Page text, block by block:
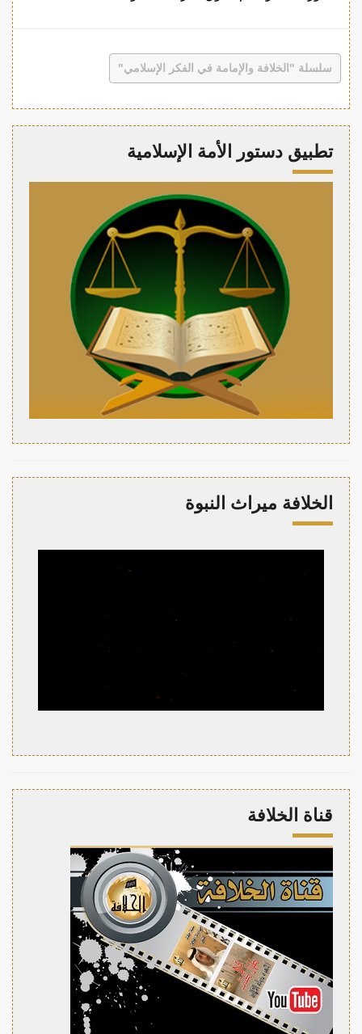
سلسلة "الخلافة والإمامة في الفكر الإسلامي"
تطبيق دستور الأمة الإسلامية
الخلافة ميراث النبوة
قناة الخلافة